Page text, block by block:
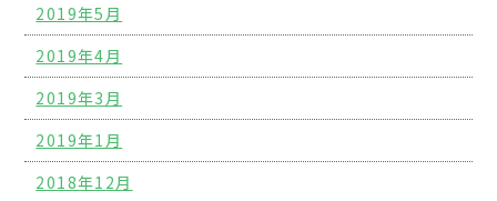
2019年5月
2019年4月
2019年3月
2019年1月
2018年12月